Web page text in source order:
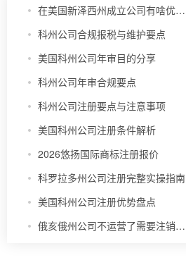
在美国新泽西州成立公司有啥优势？
科州公司合规报税与维护要点
美国科州公司年审目的分享
科州公司年审合规要点
科州公司注册要点与注意事项
美国科州公司注册条件解析
2026悠扬国际商标注册报价
科罗拉多州公司注册完整实操指南
美国科州公司注册优势盘点
俄亥俄州公司不运营了需要注销吗？